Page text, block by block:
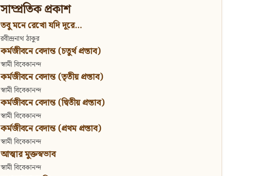
সাম্প্রতিক প্রকাশ
তবু মনে রেখো যদি দূরে...
রবীন্দ্রনাথ ঠাকুর
কর্মজীবনে বেদান্ত (চতুর্থ প্রস্তাব)
স্বামী বিবেকানন্দ
কর্মজীবনে বেদান্ত (তৃতীয় প্রস্তাব)
স্বামী বিবেকানন্দ
কর্মজীবনে বেদান্ত (দ্বিতীয় প্রস্তাব)
স্বামী বিবেকানন্দ
কর্মজীবনে বেদান্ত (প্রথম প্রস্তাব)
স্বামী বিবেকানন্দ
আত্মার মুক্তস্বভাব
স্বামী বিবেকানন্দ